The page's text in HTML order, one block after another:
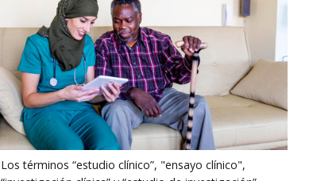
Los términos “estudio clínico”, "ensayo clínico",